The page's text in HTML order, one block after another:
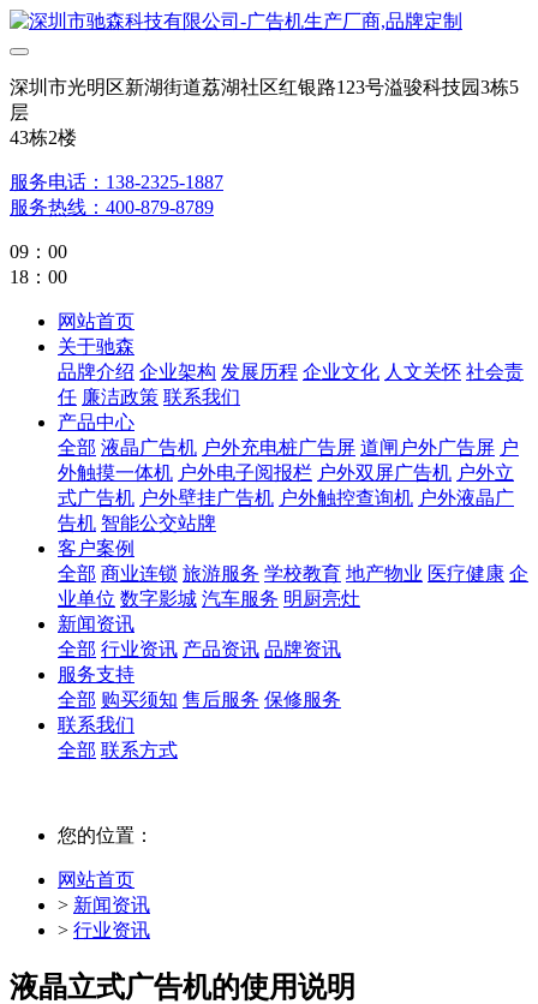
深圳市光明区新湖街道荔湖社区红银路123号溢骏科技园3栋5
层
43栋2楼
服务电话：138-2325-1887
服务热线：400-879-8789
09：00
18：00
网站首页
关于驰森
品牌介绍 企业架构 发展历程 企业文化 人文关怀 社会责
任 廉洁政策 联系我们
产品中心
全部 液晶广告机 户外充电桩广告屏 道闸户外广告屏 户
外触摸一体机 户外电子阅报栏 户外双屏广告机 户外立
式广告机 户外壁挂广告机 户外触控查询机 户外液晶广
告机 智能公交站牌
客户案例
全部 商业连锁 旅游服务 学校教育 地产物业 医疗健康 企
业单位 数字影城 汽车服务 明厨亮灶
新闻资讯
全部 行业资讯 产品资讯 品牌资讯
服务支持
全部 购买须知 售后服务 保修服务
联系我们
全部 联系方式
您的位置：
网站首页
> 新闻资讯
> 行业资讯
液晶立式广告机的使用说明